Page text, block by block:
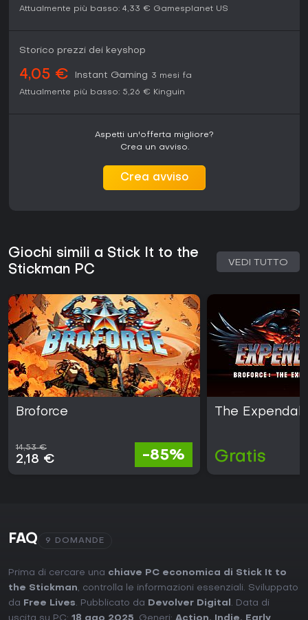
Attualmente più basso: 4,33 € Gamesplanet US
Storico prezzi dei keyshop
4,05 € Instant Gaming 3 mesi fa
Attualmente più basso: 5,26 € Kinguin
Aspetti un'offerta migliore?
Crea un avviso.
Crea avviso
Giochi simili a Stick It to the
Stickman PC
VEDI TUTTO
Broforce
14,53 €
2,18 € -85%
The
Gratis
FAQ 9 DOMANDE
Prima di cercare una chiave PC economica di Stick It to
the Stickman, controlla le informazioni essenziali. Sviluppato
da
Free Lives. Pubblicato da Devolver Digital . Data di